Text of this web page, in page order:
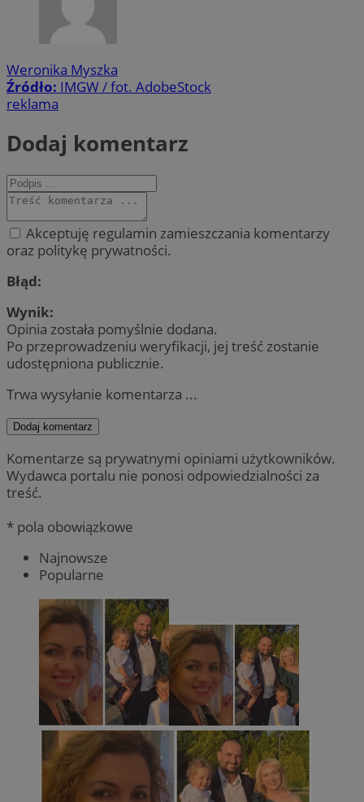
Weronika Myszka
Źródło: IMGW / fot. AdobeStock
reklama
Dodaj komentarz
Akceptuję regulamin zamieszczania komentarzy
oraz politykę prywatności.
Błąd:
Wynik:
Opinia została pomyślnie dodana.
Po przeprowadzeniu weryfikacji, jej treść zostanie
udostępniona publicznie.
Trwa wysyłanie komentarza ...
Dodaj komentarz
Komentarze są prywatnymi opiniami użytkowników.
Wydawca portalu nie ponosi odpowiedzialności za
treść.
* pola obowiązkowe
Najnowsze
Popularne